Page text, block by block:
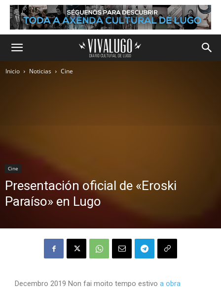
Inicio Noticias Cine
Cine
Presentación oficial de «Eroski
Paraíso» en Lugo
Decembro 2019 Non fai moito tempo estivo a obra